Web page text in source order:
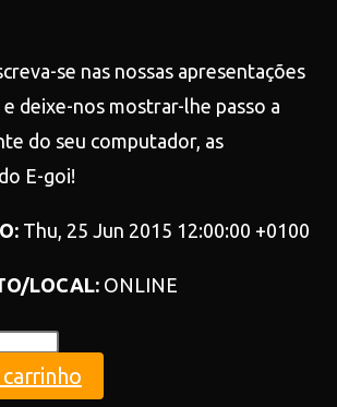
se nas nossas apresentações
deixe-nos mostrar-lhe passo a
do seu computador, as
E-goi!
Thu, 25 Jun 2015 12:00:00 +0100
LOCAL: ONLINE